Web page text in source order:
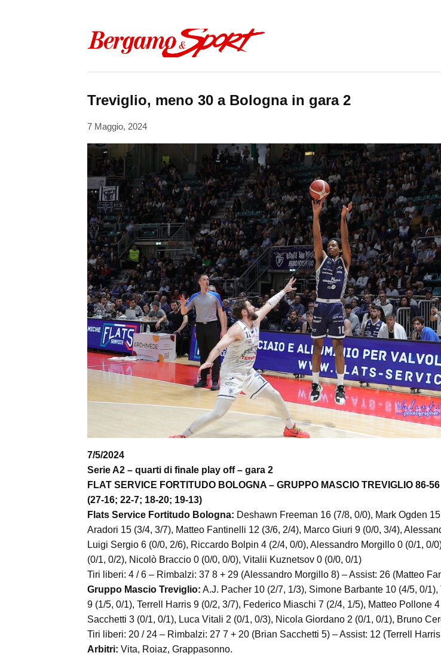
Treviglio, meno 30 a Bologna in gara 2
7 Maggio, 2024
7/5/2024
Serie A2 – quarti di finale play off – gara 2
FLAT SERVICE FORTITUDO BOLOGNA – GRUPPO MASCIO TREVIGLIO 86-56
(27-16; 22-7; 18-20; 19-13)
Flats Service Fortitudo Bologna: Deshawn Freeman 16 (7/8, 0/0), Mark Ogden
Aradori 15 (3/4, 3/7), Matteo Fantinelli 12 (3/6, 2/4), Marco Giuri 9 (0/0, 3/4),
Luigi Sergio 6 (0/0, 2/6), Riccardo Bolpin 4 (2/4, 0/0), Alessandro Morgillo 0 (0/1, 0/
(0/1, 0/2), Nicolò Braccio 0 (0/0, 0/0), Vitalii Kuznetsov 0 (0/0, 0/1)
Tiri liberi: 4 / 6 – Rimbalzi: 37 8 + 29 (Alessandro Morgillo 8) – Assist: 26 (Matteo
Gruppo Mascio Treviglio: A.J. Pacher 10 (2/7, 1/3), Simone Barbante 10 (4/5, 0/
9 (1/5, 0/1), Terrell Harris 9 (0/2, 3/7), Federico Miaschi 7 (2/4, 1/5), Matteo Pollone
Sacchetti 3 (0/1, 0/1), Luca Vitali 2 (0/1, 0/3), Nicola Giordano 2 (0/1, 0/1), Bruno
Tiri liberi: 20 / 24 – Rimbalzi: 27 7 + 20 (Brian Sacchetti 5) – Assist: 12 (Terrell
Arbitri: Vita, Roiaz, Grappasonno.